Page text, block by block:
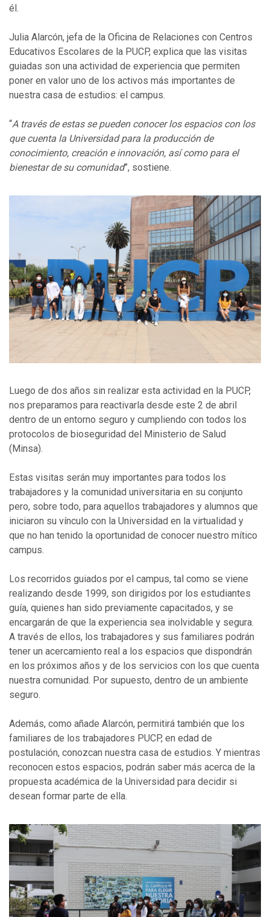
él.
Julia Alarcón, jefa de la Oficina de Relaciones con Centros
Educativos Escolares de la PUCP, explica que las visitas
guiadas son una actividad de experiencia que permiten
poner en valor uno de los activos más importantes de
nuestra casa de estudios: el campus.
“A través de estas se pueden conocer los espacios con los
que cuenta la Universidad para la producción de
conocimiento, creación e innovación, así como para el
bienestar de su comunidad”, sostiene.
Luego de dos años sin realizar esta actividad en la PUCP,
nos preparamos para reactivarla desde este 2 de abril
dentro de un entorno seguro y cumpliendo con todos los
protocolos de bioseguridad del Ministerio de Salud
(Minsa).
Estas visitas serán muy importantes para todos los
trabajadores y la comunidad universitaria en su conjunto
pero, sobre todo, para aquellos trabajadores y alumnos que
iniciaron su vínculo con la Universidad en la virtualidad y
que no han tenido la oportunidad de conocer nuestro mítico
campus.
Los recorridos guiados por el campus, tal como se viene
realizando desde 1999, son dirigidos por los estudiantes
guía, quienes han sido previamente capacitados, y se
encargarán de que la experiencia sea inolvidable y segura.
A través de ellos, los trabajadores y sus familiares podrán
tener un acercamiento real a los espacios que dispondrán
en los próximos años y de los servicios con los que cuenta
nuestra comunidad. Por supuesto, dentro de un ambiente
seguro.
Además, como añade Alarcón, permitirá también que los
familiares de los trabajadores PUCP, en edad de
postulación, conozcan nuestra casa de estudios. Y mientras
reconocen estos espacios, podrán saber más acerca de la
propuesta académica de la Universidad para decidir si
desean formar parte de ella.